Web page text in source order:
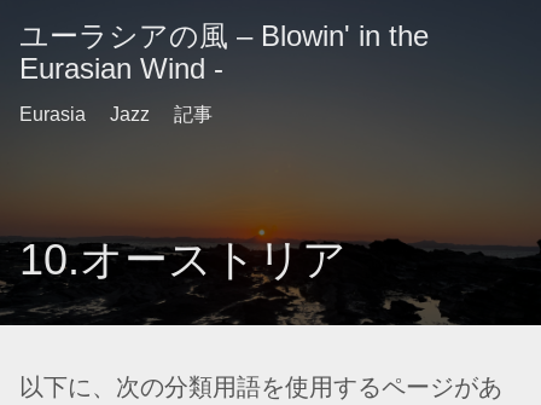
ユーラシアの風 – Blowin' in the
Eurasian Wind -
Eurasia Jazz 記事
10.オーストリア
以下に、次の分類用語を使用するページがあ